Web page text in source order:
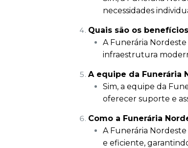
necessidades
Quais são os
A Funerária
infraestrutura
A equipe da Funerária
Sim, a equipe da
oferecer suporte e
Como a Funerária
A Funerária
e eficiente,